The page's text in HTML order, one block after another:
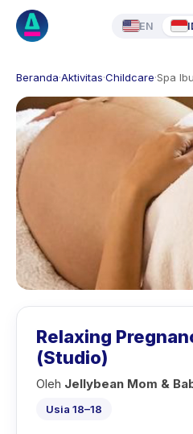
EN
Beranda·Aktivitas·Childcare·Spa
Relaxing
(Studio)
Oleh Jellybean Mom &
Usia 18–18